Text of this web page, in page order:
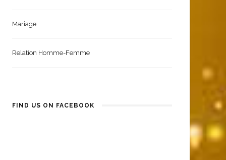
Mariage
Relation Homme-Femme
FIND US ON FACEBOOK